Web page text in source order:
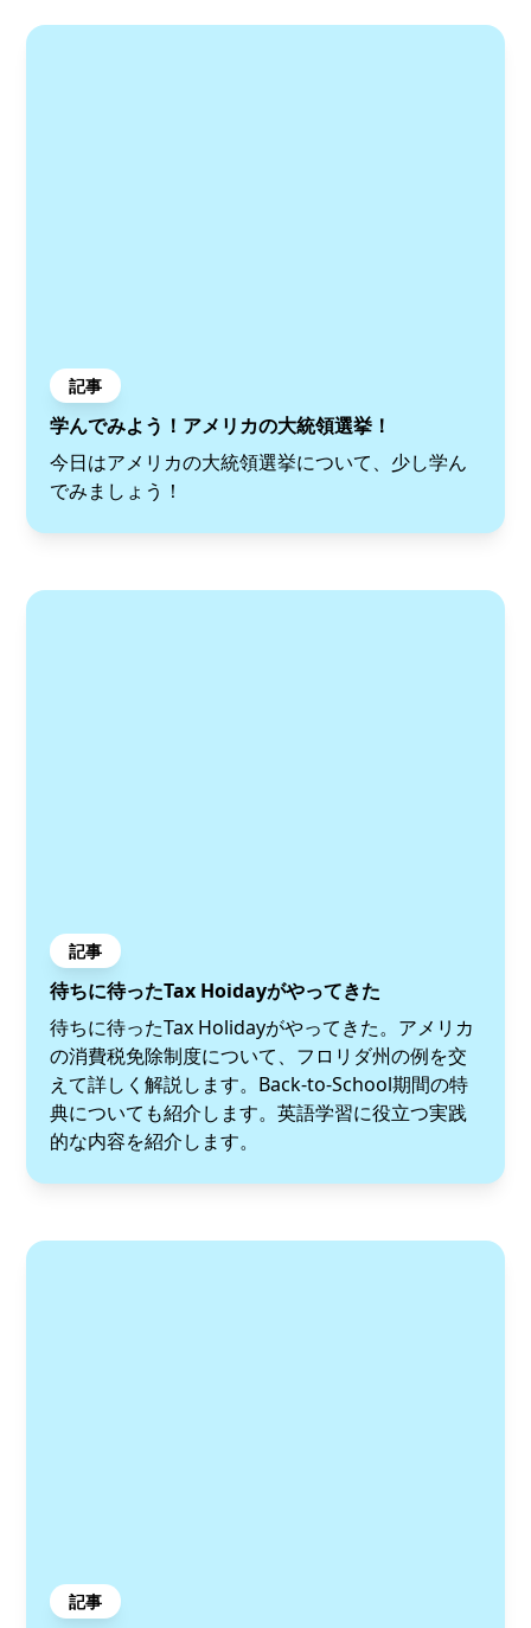
記事
学んでみよう！アメリカの大統領選挙！
今日はアメリカの大統領選挙について、少し学ん
でみましょう！
記事
待ちに待ったTax Hoidayがやってきた
待ちに待ったTax Holidayがやってきた。アメリカ
の消費税免除制度について、フロリダ州の例を交
えて詳しく解説します。Back-to-School期間の特
典についても紹介します。英語学習に役立つ実践
的な内容を紹介します。
記事